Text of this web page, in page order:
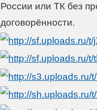
России или ТК без
договорённости.